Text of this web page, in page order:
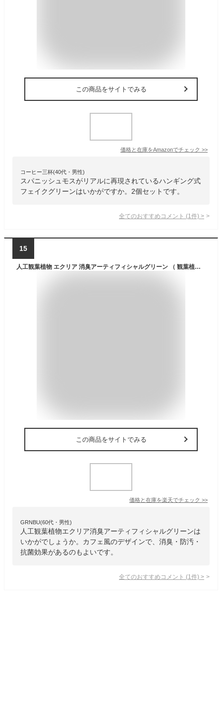
この商品をサイトでみる
価格と在庫をAmazonでチェック >>
コーヒー三杯(40代・男性)
スパニッシュモスがリアルに再現されているハンギング式
フェイクグリーンはいかがですか。2個セットです。
全てのおすすめコメント (1 件) >
15
人工観葉植物 エクリア 消臭アーティフィシャルグリーン （ 観葉植物 フェイクグリーン 造花 吊るす ハンギング ハンギンググリーン アートグリーン 人工 フェイク 植物 CT触媒 消臭 抗菌 インテリア 雑貨 小物 カフェ風 ）
この商品をサイトでみる
価格と在庫を楽天でチェック >>
GRNBU(60代・男性)
人工観葉植物エクリア消臭アーティフィシャルグリーンは
いかがでしょうか。カフェ風のデザインで、消臭・防汚・
抗菌効果があるのもよいです。
全てのおすすめコメント (1 件) >